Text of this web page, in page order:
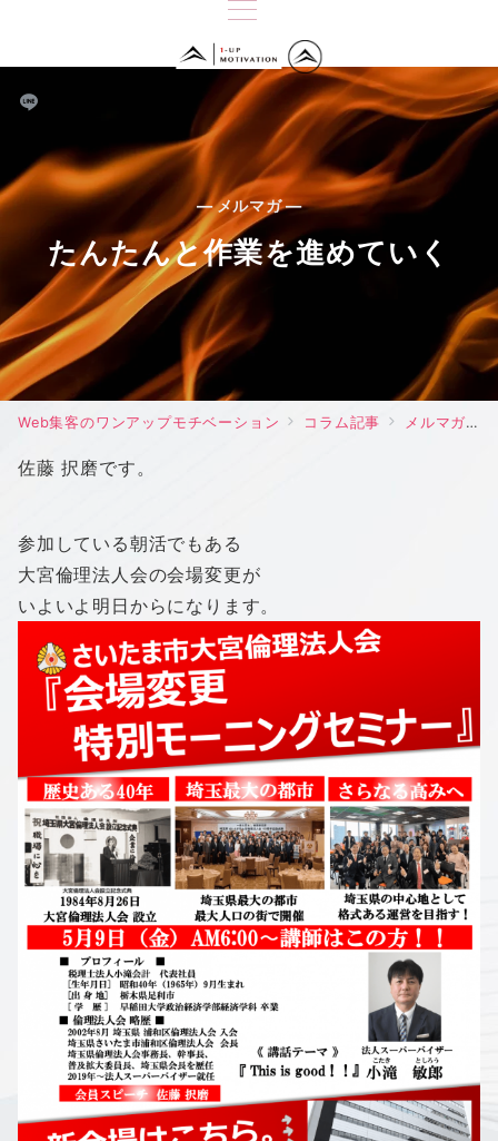
— メルマガ —
たんたんと作業を進めていく
Web集客のワンアップモチベーション コラム記事 メルマガ
佐藤 択磨です。
参加している朝活でもある
大宮倫理法人会の会場変更が
いよいよ明日からになります。